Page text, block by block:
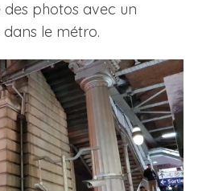
photos avec un
le métro.